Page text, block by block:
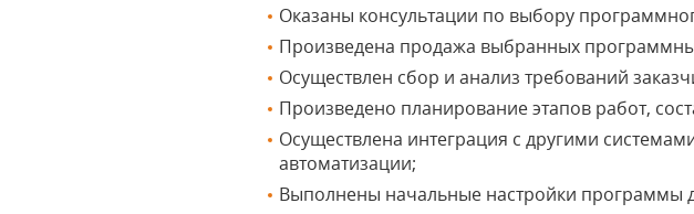
Оказаны консультации по выбору
Произведена продажа выбранных
Осуществлен сбор и анализ требований
Произведено планирование этапов работ,
Осуществлена интеграция с другими
автоматизации;
Выполнены начальные настройки программы